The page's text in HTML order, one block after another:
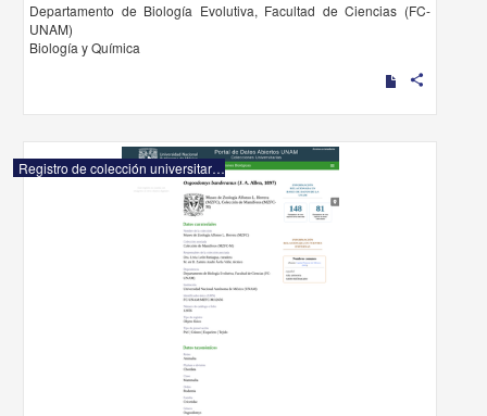
Departamento de Biología Evolutiva, Facultad de Ciencias (FC-
UNAM)
Biología y Química
share
Registro de colección universitaria